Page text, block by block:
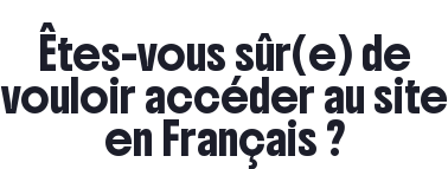
Compétences & formations
Comment se former à la
transition écologique ?
Êtes-vous sûr(e) de
vouloir accéder au site
en Français ?